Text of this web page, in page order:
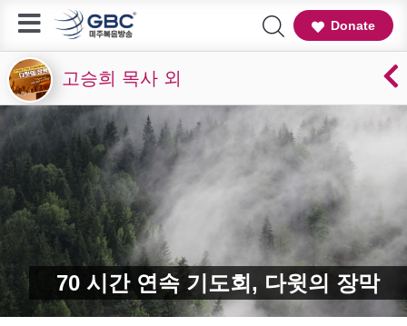
Donate
고승희 목사 외
70 시간 연속 기도회, 다윗의 장막